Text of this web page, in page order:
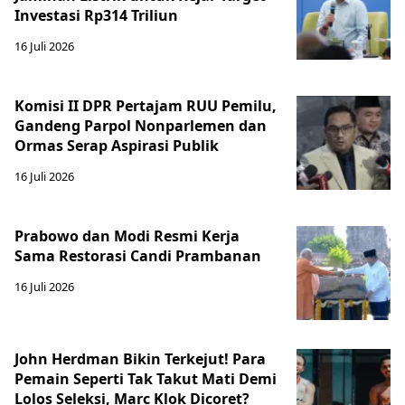
Investasi Rp314 Triliun
16 Juli 2026
Komisi II DPR Pertajam RUU Pemilu,
Gandeng Parpol Nonparlemen dan
Ormas Serap Aspirasi Publik
16 Juli 2026
Prabowo dan Modi Resmi Kerja
Sama Restorasi Candi Prambanan
16 Juli 2026
John Herdman Bikin Terkejut! Para
Pemain Seperti Tak Takut Mati Demi
Lolos Seleksi, Marc Klok Dicoret?